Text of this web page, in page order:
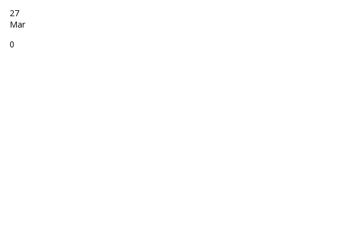
27
Mar
0